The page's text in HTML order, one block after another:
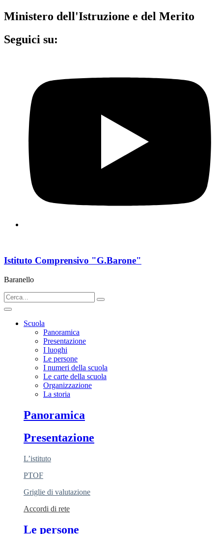
Ministero dell'Istruzione e del Merito
Seguici su:
Istituto Comprensivo "G.Barone"
Baranello
Scuola
Panoramica
Presentazione
I luoghi
Le persone
I numeri della scuola
Le carte della scuola
Organizzazione
La storia
Panoramica
Presentazione
L’istituto
PTOF
Griglie di valutazione
Accordi di rete
Le persone